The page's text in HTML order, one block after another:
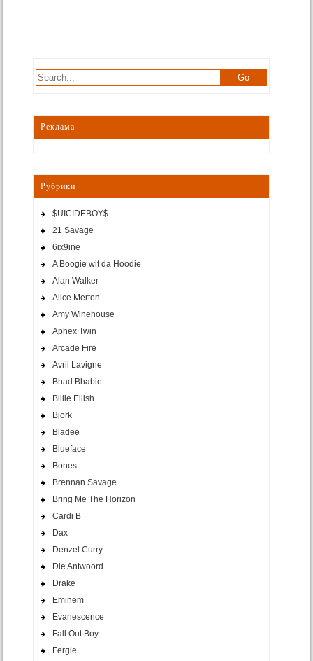
Реклама
Рубрики
$UICIDEBOY$
21 Savage
6ix9ine
A Boogie wit da Hoodie
Alan Walker
Alice Merton
Amy Winehouse
Aphex Twin
Arcade Fire
Avril Lavigne
Bhad Bhabie
Billie Eilish
Bjork
Bladee
Blueface
Bones
Brennan Savage
Bring Me The Horizon
Cardi B
Dax
Denzel Curry
Die Antwoord
Drake
Eminem
Evanescence
Fall Out Boy
Fergie